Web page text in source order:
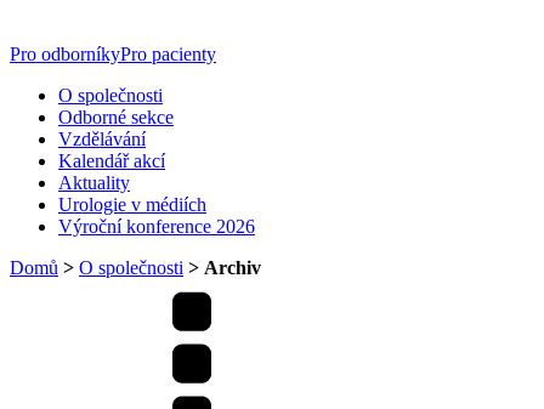
Pro odborníkyPro pacienty
O společnosti
Odborné sekce
Vzdělávání
Kalendář akcí
Aktuality
Urologie v médiích
Výroční konference 2026
Domů > O společnosti > Archiv